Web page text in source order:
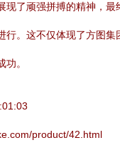
了顽强拼搏的精神，
。这不仅体现了方图
。
product/42.html